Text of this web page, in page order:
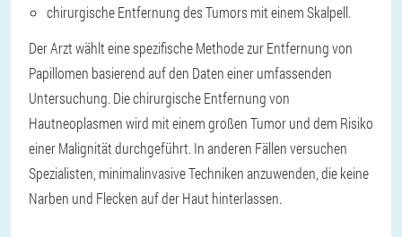
chirurgische Entfernung des Tumors mit einem Skalpell.
Der Arzt wählt eine spezifische Methode zur Entfernung von
Papillomen basierend auf den Daten einer umfassenden
Untersuchung. Die chirurgische Entfernung von
Hautneoplasmen wird mit einem großen Tumor und dem Risiko
einer Malignität durchgeführt. In anderen Fällen versuchen
Spezialisten, minimalinvasive Techniken anzuwenden, die keine
Narben und Flecken auf der Haut hinterlassen.